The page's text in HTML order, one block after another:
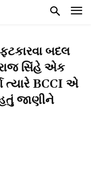
બદલ
સિંહે એક
ત્યારે BCCI એ
જાણીને